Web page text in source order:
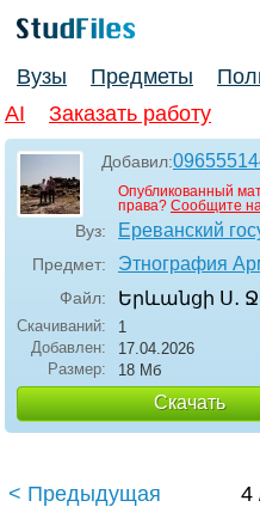
Вузы Предметы
AI
Заказать работу
Добавил:
Опубликованный
права? Сообщите
Вуз: Ереванский
Предмет: Этнография
Файл: Երևանցի Ս․
Скачиваний:
1
Добавлен:
17.04.2026
Размер:
18 Мб
Скачать
< Предыдущая 4